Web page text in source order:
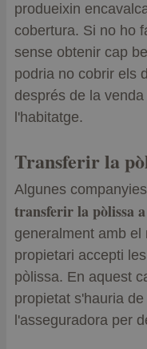
produeixin
cobertura. Si no ho
sense obtenir cap
podria no cobrir els
després de la
l'habitatge.
Transferir la
Algunes
transferir la pòlissa
generalment amb
propietari accepti
pòlissa. En aquest
propietat s'hauria
l'asseguradora per